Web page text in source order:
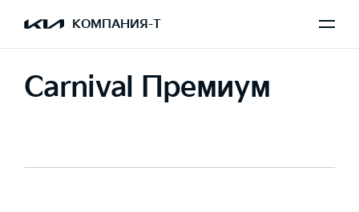
КОМПАНИЯ-Т
Carnival Премиум